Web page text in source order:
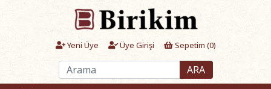
Yeni Üye Üye Girişi Sepetim (0)
ARA